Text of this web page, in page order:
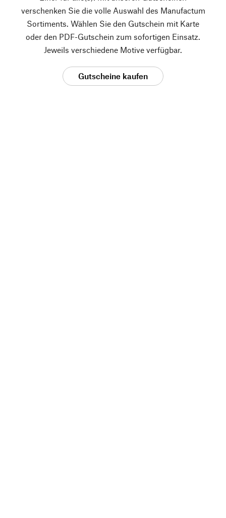
verschenken Sie die volle Auswahl des Manufactum
Sortiments. Wählen Sie den Gutschein mit Karte
oder den PDF-Gutschein zum sofortigen Einsatz.
Jeweils verschiedene Motive verfügbar.
Gutscheine kaufen